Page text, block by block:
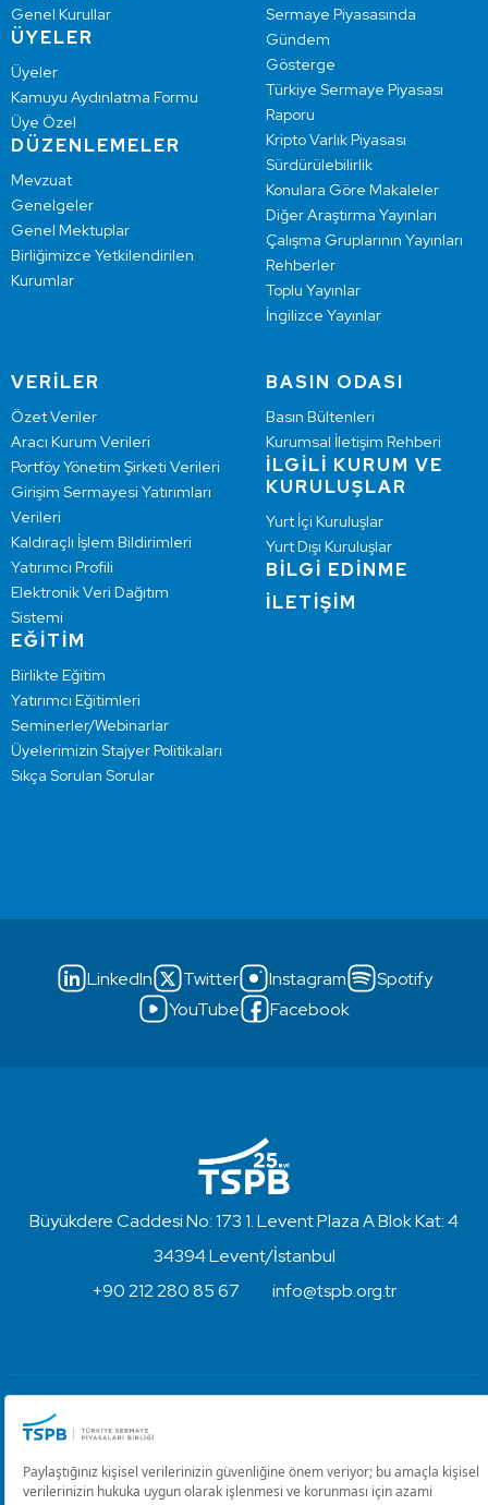
Genel Kurullar
ÜYELER
Üyeler
Kamuyu Aydınlatma Formu
Üye Özel
DÜZENLEMELER
Mevzuat
Genelgeler
Genel Mektuplar
Birliğimizce Yetkilendirilen
Kurumlar
Sermaye Piyasasında
Gündem
Gösterge
Türkiye Sermaye Piyasası
Raporu
Kripto Varlık Piyasası
Sürdürülebilirlik
Konulara Göre Makaleler
Diğer Araştırma Yayınları
Çalışma Gruplarının Yayınları
Rehberler
Toplu Yayınlar
İngilizce Yayınlar
VERİLER
Özet Veriler
Aracı Kurum Verileri
Portföy Yönetim Şirketi Verileri
Girişim Sermayesi Yatırımları
Verileri
Kaldıraçlı İşlem Bildirimleri
Yatırımcı Profili
Elektronik Veri Dağıtım
Sistemi
EĞİTİM
Birlikte Eğitim
Yatırımcı Eğitimleri
Seminerler/Webinarlar
Üyelerimizin Stajyer Politikaları
Sıkça Sorulan Sorular
BASIN ODASI
Basın Bültenleri
Kurumsal İletişim Rehberi
İLGİLİ KURUM VE
KURULUŞLAR
Yurt İçi Kuruluşlar
Yurt Dışı Kuruluşlar
BİLGİ EDİNME
İLETİŞİM
LinkedIn Twitter Instagram
Spotify
YouTube
Facebook
Büyükdere Caddesi No: 173 1. Levent Plaza A Blok Kat: 4
34394 Levent/İstanbul
+90 212 280 85 67
info@tspb.org.tr
Kullanım Koşulları ve Gizlilik
Çerez Ayarlarını Düzenle